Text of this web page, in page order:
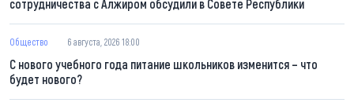
сотрудничества с Алжиром обсудили в Совете Республики
Общество 6 августа, 2026 18:00
С нового учебного года питание школьников изменится – что
будет нового?